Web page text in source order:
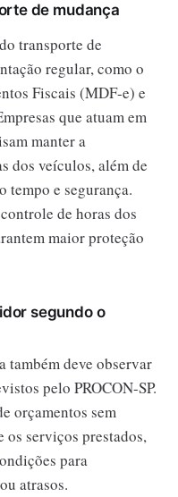
de mudança
transporte de
regular, como o
Fiscais (MDF-e) e
que atuam em
manter a
dos veículos, além de
tempo e segurança.
de horas dos
maior proteção
segundo o
também deve observar
pelo PROCON-SP.
orçamentos sem
os serviços prestados,
para
atrasos.